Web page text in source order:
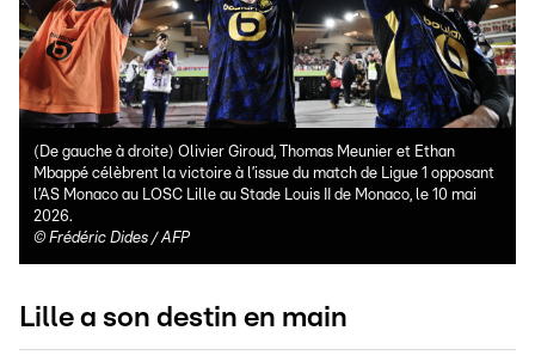
(De gauche à droite) Olivier Giroud, Thomas Meunier et Ethan
Mbappé célèbrent la victoire à l’issue du match de Ligue 1 opposant
l’AS Monaco au LOSC Lille au Stade Louis II de Monaco, le 10 mai
2026.
© Frédéric Dides / AFP
Lille a son destin en main